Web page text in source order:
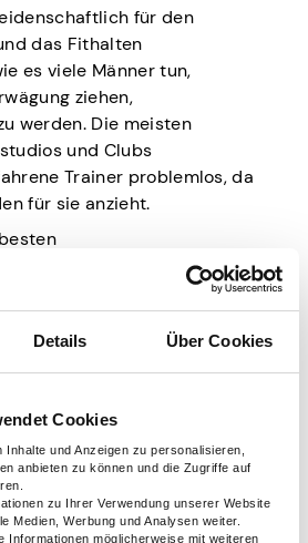
Details Über Cookies
Cookies
und Anzeigen zu personalisieren,
anbieten zu können und die Zugriffe auf
zu Ihrer Verwendung unserer Website
Medien, Werbung und Analysen weiter.
Informationen möglicherweise mit weiteren
für den
das Fithalten
es viele Männer tun,
ziehen,
werden. Die meisten
und Clubs
Trainer problemlos, da
für sie anzieht.
für Männer, die
aktiv bleiben wollen.
nur selbst fit sein, sondern
sein, andere zu inspirieren
ebenfalls gesund zu
Geld.